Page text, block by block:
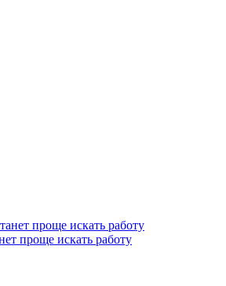
проще искать работу